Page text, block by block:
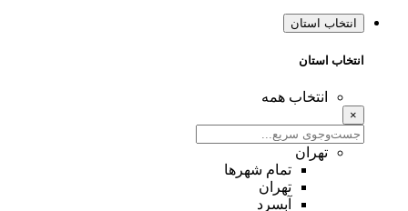
انتخاب استان
انتخاب استان
انتخاب همه
×
تهران
تمام شهر‌ها
تهران
آبسرد